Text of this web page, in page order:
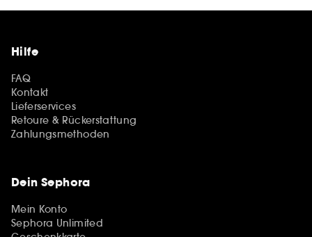
Hilfe
FAQ
Kontakt
Lieferservices
Retoure & Rückerstattung
Zahlungsmethoden
Dein Sephora
Mein Konto
Sephora Unlimited